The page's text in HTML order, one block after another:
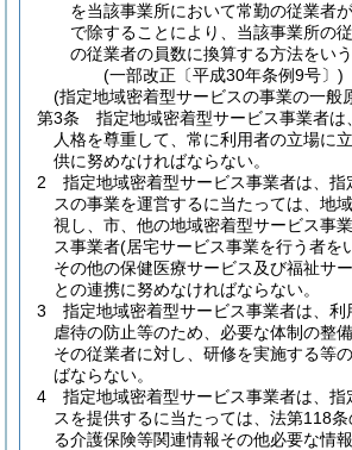
を当該事業所において常勤の従業者
で除することにより、当該事業所の
の従業者の員数に換算する方法をいう
(一部改正〔平成30年条例9号〕)
(指定地域密着型サービスの事業の一般
第3条
指定地域密着型サービス事業者
人格を尊重して、常に利用者の立場に
供に努めなければならない。
2
指定地域密着型サービス事業者は、
スの事業を運営するに当たっては、地
視し、市、他の地域密着型サービス事
ス事業者(居宅サービス事業を行う者を
その他の保健医療サービス及び福祉サ
との連携に努めなければならない。
3
指定地域密着型サービス事業者は、利
虐待の防止等のため、必要な体制の整
その従業者に対し、研修を実施する等
ばならない。
4
指定地域密着型サービス事業者は、
スを提供するに当たっては、法第118
る介護保険等関連情報その他必要な情